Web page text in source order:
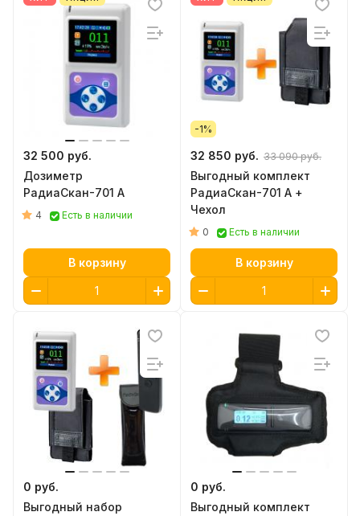
пользования и программное
совершенство. Приборы РадиаСкан
обрели большую популярность среди
энтузиастов, сталкеров, диггеров и
профессиональных пользователей.
32 500 руб.
Дозиметр
РадиаСкан-701 А
4 Есть в наличии
В корзину
-1%
32 850 руб. 33 090 руб.
Выгодный комплект
РадиаСкан-701 А +
Чехол
0 Есть в наличии
В корзину
0 руб.
Выгодный набор
0 руб.
Выгодный комплект